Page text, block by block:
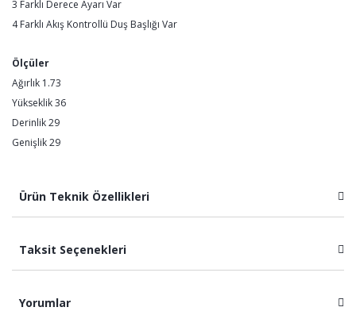
3 Farklı Derece Ayarı Var
4 Farklı Akış Kontrollü Duş Başlığı Var
Ölçüler
Ağırlık 1.73
Yükseklik 36
Derinlik 29
Genişlik 29
Ürün Teknik Özellikleri
Taksit Seçenekleri
Yorumlar